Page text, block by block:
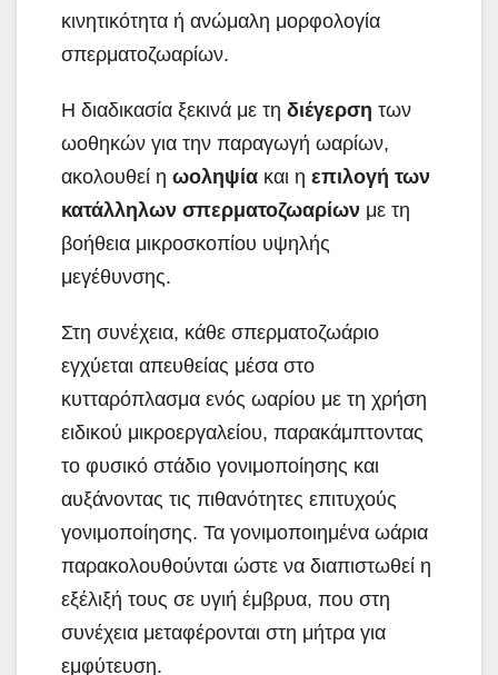
κινητικότητα ή ανώμαλη μορφολογία
σπερματοζωαρίων.
Η διαδικασία ξεκινά με τη διέγερση των
ωοθηκών για την παραγωγή ωαρίων,
ακολουθεί η ωοληψία και η επιλογή των
κατάλληλων σπερματοζωαρίων με τη
βοήθεια μικροσκοπίου υψηλής
μεγέθυνσης.
Στη συνέχεια, κάθε σπερματοζωάριο
εγχύεται απευθείας μέσα στο
κυτταρόπλασμα ενός ωαρίου με τη χρήση
ειδικού μικροεργαλείου, παρακάμπτοντας
το φυσικό στάδιο γονιμοποίησης και
αυξάνοντας τις πιθανότητες επιτυχούς
γονιμοποίησης. Τα γονιμοποιημένα ωάρια
παρακολουθούνται ώστε να διαπιστωθεί η
εξέλιξή τους σε υγιή έμβρυα, που στη
συνέχεια μεταφέρονται στη μήτρα για
εμφύτευση.